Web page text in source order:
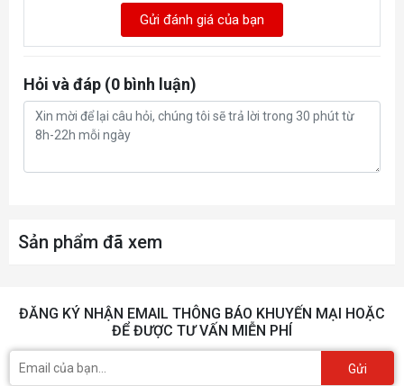
Gửi đánh giá của bạn
Hỏi và đáp (0 bình luận)
Sản phẩm đã xem
ĐĂNG KÝ NHẬN EMAIL THÔNG BÁO KHUYẾN MẠI HOẶC
ĐỂ ĐƯỢC TƯ VẤN MIỄN PHÍ
Gửi